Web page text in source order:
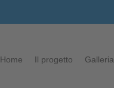
Home Il progetto Galleria